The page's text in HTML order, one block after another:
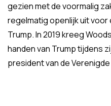
gezien met de voormalig
regelmatig openlijk uit
Trump. In 2019 kreeg
handen van Trump tijdens
president van de